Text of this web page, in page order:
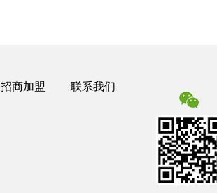
招商加盟 联系我们